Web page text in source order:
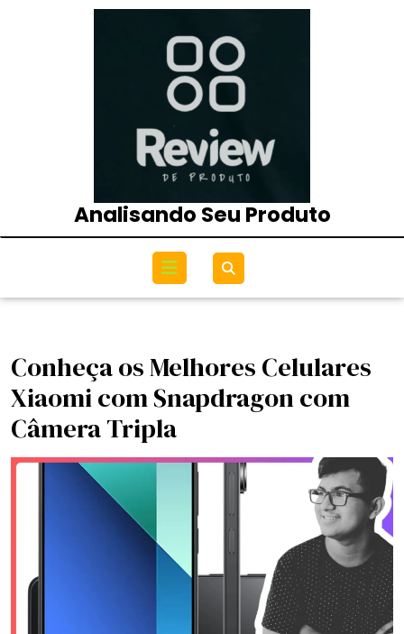
Analisando Seu Produto
Open
Menu
Conheça os Melhores Celulares
Xiaomi com Snapdragon com
Câmera Tripla